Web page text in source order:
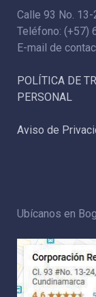
Calle 93 No.
Teléfono: (+57)
E-mail de
POLÍTICA DE
PERSONAL
Aviso de
Ubícanos en